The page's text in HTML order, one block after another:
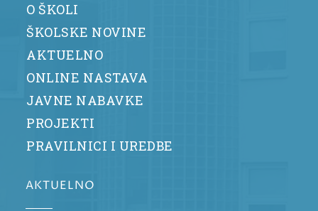
O ŠKOLI
ŠKOLSKE NOVINE
AKTUELNO
ONLINE NASTAVA
JAVNE NABAVKE
PROJEKTI
PRAVILNICI I UREDBE
AKTUELNO